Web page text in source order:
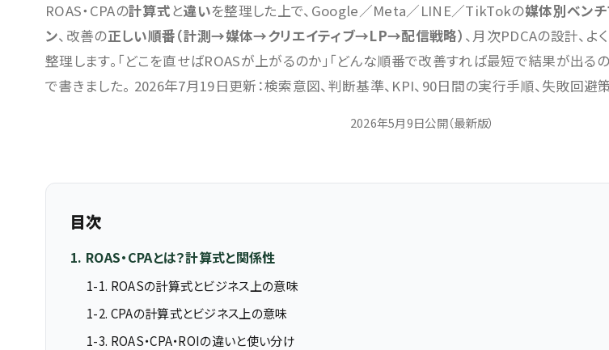
ROAS・CPAの計算式と違いを整理した上で、Google／Meta／LINE／TikTokの媒体別ベン
ン、改善の正しい順番（計測→媒体→クリエイティブ→LP→配信戦略） 、月次PDCAの設計、よ
整理します。「どこを直せばROASが上がるのか」「どんな順番で改善すれば最短で結果が出る
で書きました。 2026年7月19日更新：検索意図、判断基準、KPI、90日間の実行手順、失敗回避
2026年5月9日公開（最新版）
目次
1. ROAS・CPAとは？計算式と関係性
1-1. ROASの計算式とビジネス上の意味
1-2. CPAの計算式とビジネス上の意味
1-3. ROAS・CPA・ROIの違いと使い分け